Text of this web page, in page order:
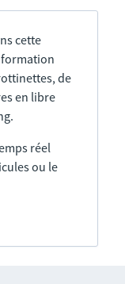
cette
de
en libre
réel
ou le